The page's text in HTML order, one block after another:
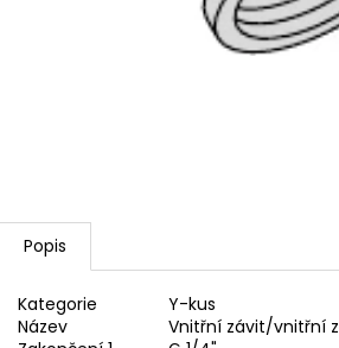
Popis
Kategorie
Y-kus
Název
Vnitřní závit/vnitřní